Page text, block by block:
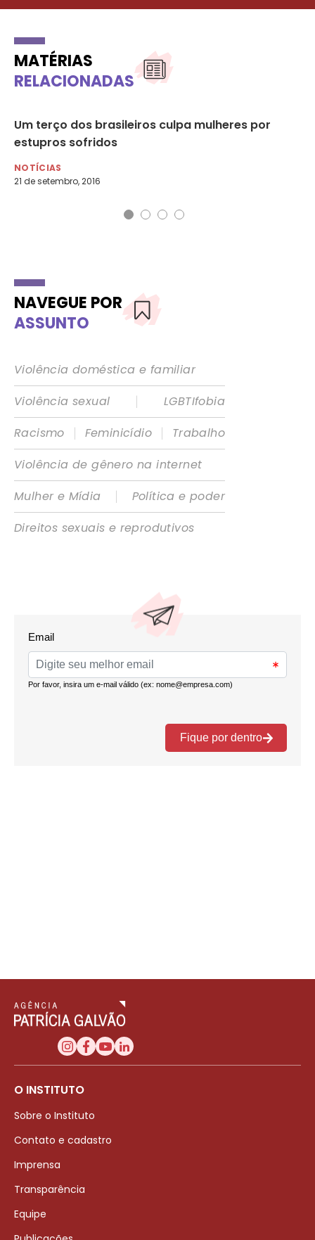
MATÉRIAS
RELACIONADAS
Um terço dos brasileiros culpa mulheres por
estupros sofridos
NOTÍCIAS
21 de setembro, 2016
NAVEGUE POR
ASSUNTO
Violência doméstica e familiar
Violência sexual
|
LGBTIfobia
Racismo
| Feminicídio |
Trabalho
Violência de gênero na internet
Mulher e Mídia
|
Política e poder
Direitos sexuais e reprodutivos
O INSTITUTO
Sobre o Instituto
Contato e cadastro
Imprensa
Transparência
Equipe